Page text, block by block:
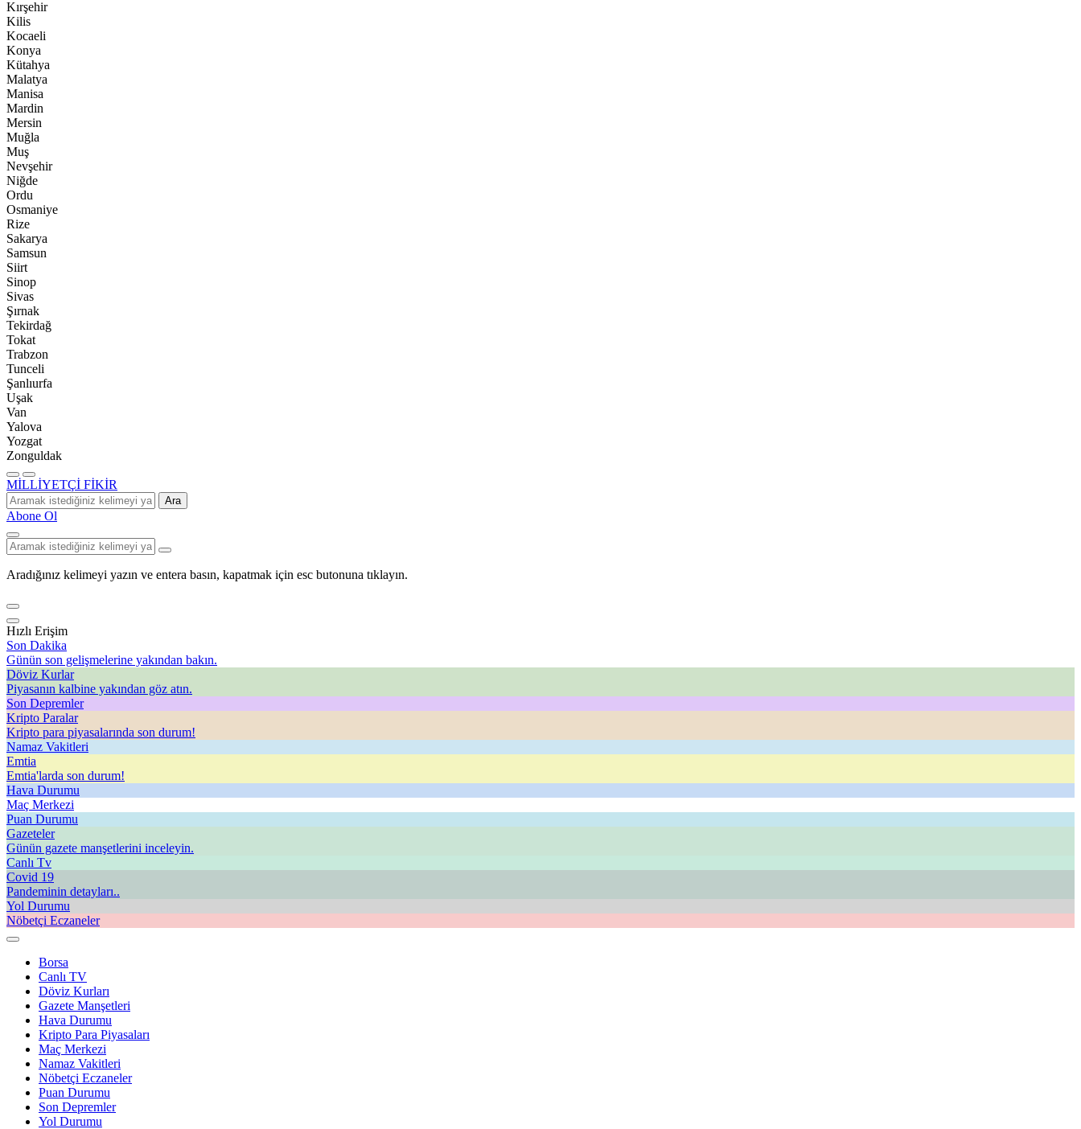
Kırşehir
Kilis
Kocaeli
Konya
Kütahya
Malatya
Manisa
Mardin
Mersin
Muğla
Muş
Nevşehir
Niğde
Ordu
Osmaniye
Rize
Sakarya
Samsun
Siirt
Sinop
Sivas
Şırnak
Tekirdağ
Tokat
Trabzon
Tunceli
Şanlıurfa
Uşak
Van
Yalova
Yozgat
Zonguldak
MİLLİYETÇİ FİKİR
Ara
Abone Ol
Aradığınız kelimeyi yazın ve entera basın, kapatmak için esc butonuna tıklayın.
Hızlı Erişim
Son Dakika
Günün son gelişmelerine yakından bakın.
Döviz Kurlar
Piyasanın kalbine yakından göz atın.
Son Depremler
Kripto Paralar
Kripto para piyasalarında son durum!
Namaz Vakitleri
Emtia
Emtia'larda son durum!
Hava Durumu
Maç Merkezi
Puan Durumu
Gazeteler
Günün gazete manşetlerini inceleyin.
Canlı Tv
Covid 19
Pandeminin detayları..
Yol Durumu
Nöbetçi Eczaneler
Borsa
Canlı TV
Döviz Kurları
Gazete Manşetleri
Hava Durumu
Kripto Para Piyasaları
Maç Merkezi
Namaz Vakitleri
Nöbetçi Eczaneler
Puan Durumu
Son Depremler
Yol Durumu